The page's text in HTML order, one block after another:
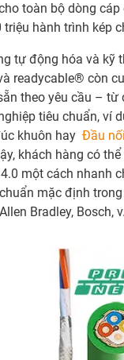
toàn bộ dòng
hành trình kép
tự động hóa và kỹ
readycable® còn
theo yêu cầu – từ
tiêu chuẩn, ví
khuôn hay Đầu
khách hàng có
một cách nhanh
mặc định
Bradley, Bosch,